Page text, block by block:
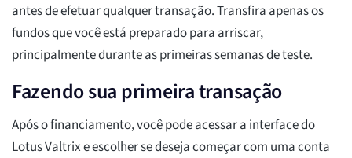
antes de efetuar qualquer transação. Transfira apenas os
fundos que você está preparado para arriscar,
principalmente durante as primeiras semanas de teste.
Fazendo sua primeira transação
Após o financiamento, você pode acessar a interface do
Lotus Valtrix e escolher se deseja começar com uma conta